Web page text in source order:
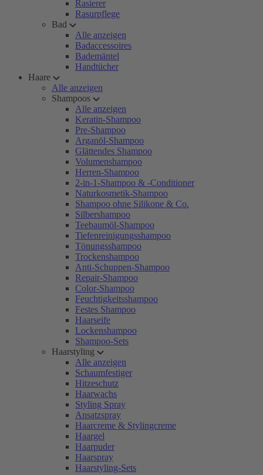
Rasierer
Rasurpflege
Bad
Alle anzeigen
Badaccessoires
Bademäntel
Handtücher
Haare
Alle anzeigen
Shampoos
Alle anzeigen
Keratin-Shampoo
Pre-Shampoo
Arganöl-Shampoo
Glättendes Shampoo
Volumenshampoo
Herren-Shampoo
2-in-1-Shampoo & -Conditioner
Naturkosmetik-Shampoo
Shampoo ohne Silikone & Co.
Silbershampoo
Teebaumöl-Shampoo
Tiefenreinigungsshampoo
Tönungsshampoo
Trockenshampoo
Anti-Schuppen-Shampoo
Repair-Shampoo
Color-Shampoo
Feuchtigkeitsshampoo
Festes Shampoo
Haarseife
Lockenshampoo
Shampoo-Sets
Haarstyling
Alle anzeigen
Schaumfestiger
Hitzeschutz
Haarwachs
Styling Spray
Ansatzspray
Haarcreme & Stylingcreme
Haargel
Haarpuder
Haarspray
Haarstyling-Sets